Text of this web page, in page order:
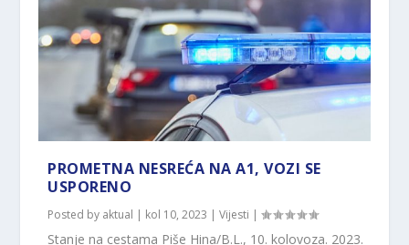
PROMETNA NESREĆA NA A1, VOZI SE
USPORENO
Posted by aktual | kol 10, 2023 |Vijesti |
Stanje na cestama Piše Hina/B.L., 10. kolovoza. 2023.